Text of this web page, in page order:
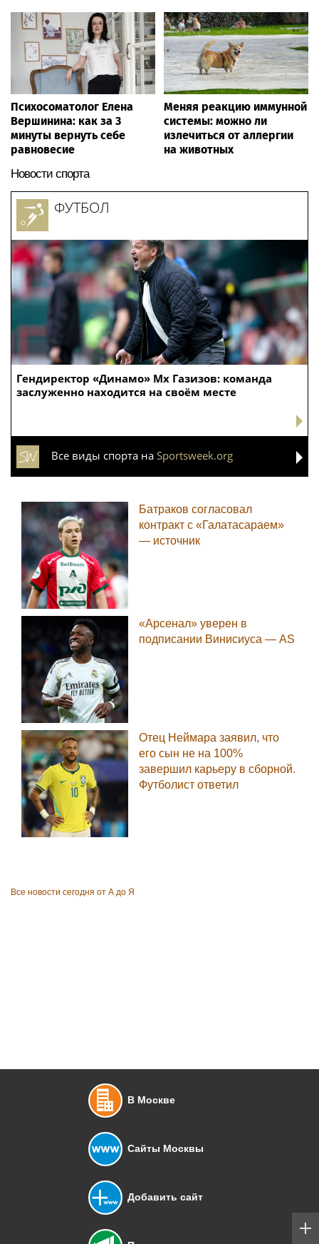
Психосоматолог Елена
Вершинина: как за 3
минуты вернуть себе
равновесие
Меняя реакцию иммунной
системы: можно ли
излечиться от аллергии
на животных
Новости спорта
Гендиректор «Динамо» Мх Газизов: команда
заслуженно находится на своём месте
ФУТБОЛ
Все виды спорта на Sportsweek.org
Батраков согласовал
контракт с «Галатасараем»
— источник
«Арсенал» уверен в
подписании Винисиуса — AS
Отец Неймара заявил, что
его сын не на 100%
завершил карьеру в сборной.
Футболист ответил
Все новости сегодня от А до Я
В Москве
Сайты Москвы
Добавить сайт